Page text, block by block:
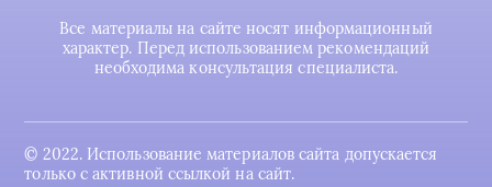
Все материалы на сайте носят информационный
характер. Перед использованием рекомендаций
необходима консультация специалиста.
© 2022. Использование материалов сайта допускается
только с активной ссылкой на сайт.